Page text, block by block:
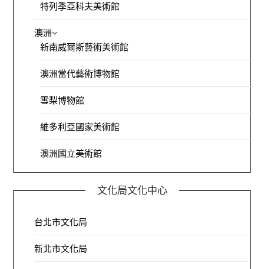
特列季亞科夫美術館
澳洲
新南威爾斯藝術美術館
澳洲當代藝術博物館
雪梨博物館
維多利亞國家美術館
澳洲國立美術館
文化局文化中心
台北市文化局
新北市文化局